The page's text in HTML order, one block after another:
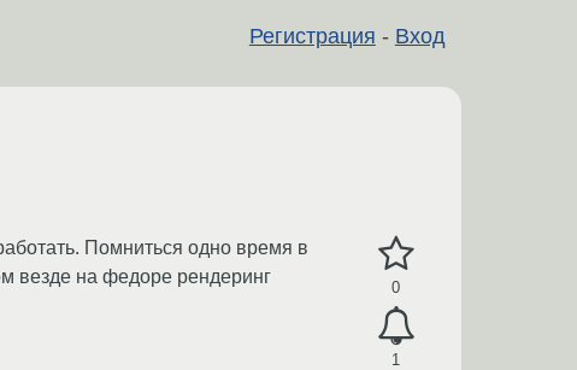
Регистрация - Вход
0
1
Помниться одно время в
везде на федоре рендеринг